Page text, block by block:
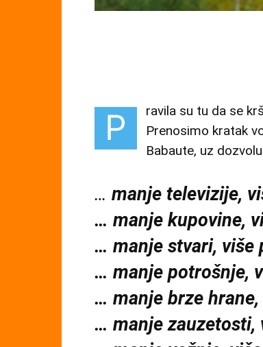
P ravila su tu da se
Prenosimo kratak
Babaute, uz
… manje televizije,
… manje kupovine,
… manje stvari, više
… manje potrošnje,
… manje brze
… manje zauzetosti,